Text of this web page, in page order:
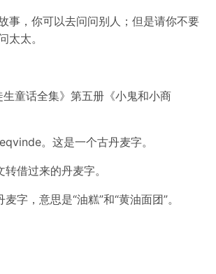
事，你可以去问问别人；但是请你不要
太太。
童话全集》第五册《小鬼和小商
。这是一个古丹麦字。
借过来的丹麦字。
字，意思是“油糕”和“黄油面团”。